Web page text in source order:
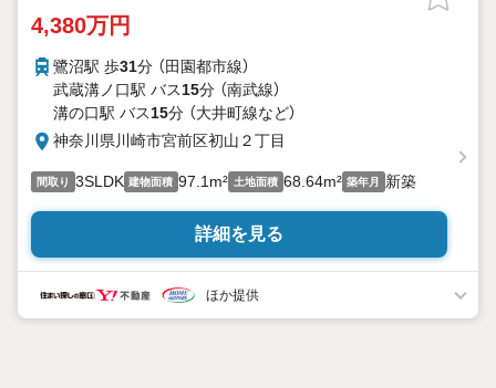
4,380万円
鷺沼駅 歩31分 （田園都市線）
武蔵溝ノ口駅 バス15分 （南武線）
溝の口駅 バス15分 （大井町線など）
神奈川県川崎市宮前区初山２丁目
間取り 3SLDK 建物面積 97.1m² 土地面積 68.64m² 築年月 新築
詳細を見る
ほか提供